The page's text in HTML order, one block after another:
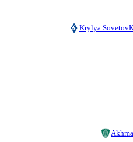
Krylya Sovetov